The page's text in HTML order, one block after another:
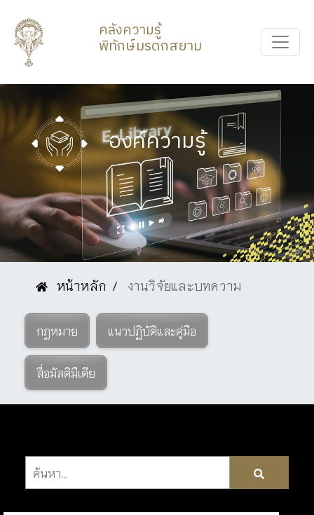
คลังความรู้
พิทักษ์มรดกสยาม
องค์ความรู้
หน้าหลัก งานวิจัยและบทความ
กฎหมาย แนวปฏิบัติและคู่มือ
สื่อมัลติมีเดีย